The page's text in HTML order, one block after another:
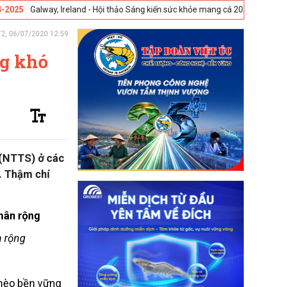
Ireland - Hội thảo Sáng kiến sức khỏe mang cá 2025 -23-04-2025
06/07/2020 12:59
khó
ở các
Thậm chí
rộng
bền vững